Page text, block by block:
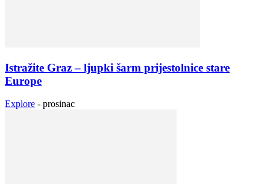
Istražite Graz – ljupki šarm prijestolnice stare
Europe
Explore - prosinac